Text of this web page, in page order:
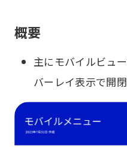
概要
主にモバイルビュ
バーレイ表示で開